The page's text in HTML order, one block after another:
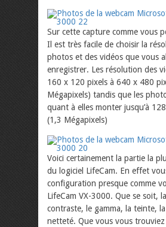
Sur cette capture comme vous
Il est très facile de choisir la
photos et des vidéos que vous
enregistrer. Les résolution des
160 x 120 pixels à 640 x 480
Mégapixels) tandis que les
quant à elles monter jusqu’à
(1,3 Mégapixels)
Voici certainement la partie la
du logiciel LifeCam. En effet
configuration presque comme
LifeCam VX-3000. Que se soit,
contraste, le gamma, la teinte,
netteté. Que vous vous